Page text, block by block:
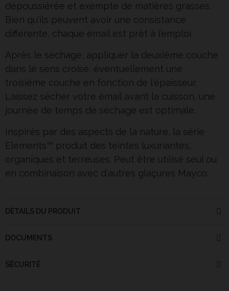
dépoussiérée et exempte de matières grasses.
Bien qu'ils peuvent avoir une consistance
différente, chaque émail est prêt à l’emploi.
Après le séchage, appliquer la deuxième couche
dans le sens croisé, éventuellement une
troisième couche en fonction de l'épaisseur.
Laissez sécher votre émail avant la cuisson, une
journée de temps de séchage est optimale.
Inspirés par des aspects de la nature, la série
Elements™ produit des teintes luxuriantes,
organiques et terreuses. Peut être utilisé seul ou
en combinaison avec d'autres glaçures Mayco.
DÉTAILS DU PRODUIT
DOCUMENTS
SÉCURITÉ